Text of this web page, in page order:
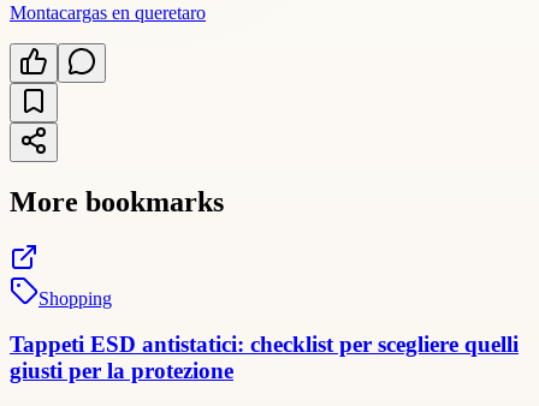
Montacargas en queretaro
More bookmarks
Shopping
Tappeti ESD antistatici: checklist per scegliere quelli
giusti per la protezione